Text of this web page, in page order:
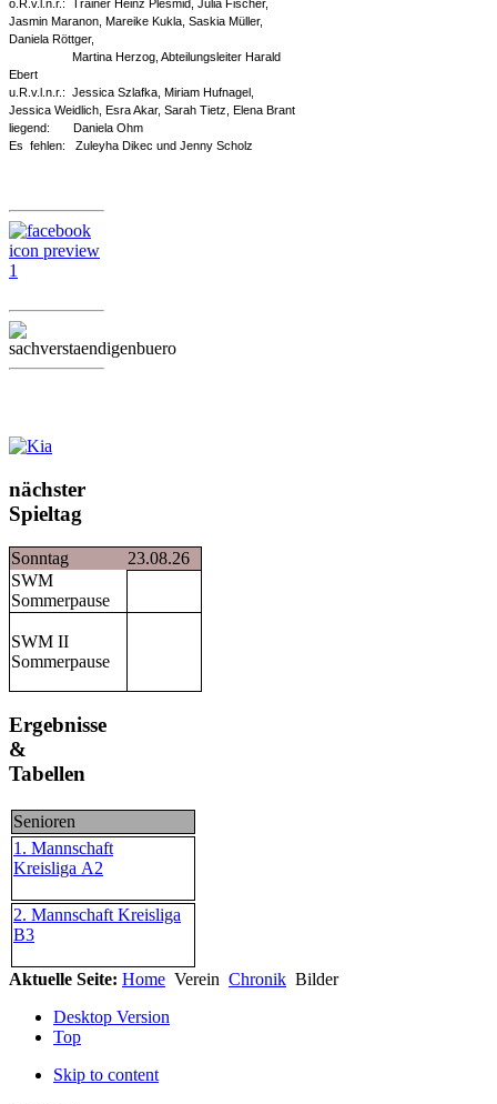
o.R.v.l.n.r.: Trainer Heinz Plesmid, Julia Fischer,
Jasmin Maranon, Mareike Kukla, Saskia Müller,
Daniela Röttger,
Martina Herzog, Abteilungsleiter Harald
Ebert
u.R.v.l.n.r.: Jessica Szlafka, Miriam Hufnagel,
Jessica Weidlich, Esra Akar, Sarah Tietz, Elena Brant
liegend: Daniela Ohm
Es fehlen: Zuleyha Dikec und Jenny Scholz
nächster
Spieltag
Sonntag
23.08.26
SWM
Sommerpause
SWM II
Sommerpause
Ergebnisse
&
Tabellen
Senioren
1. Mannschaft
Kreisliga A2
2. Mannschaft Kreisliga
B3
Aktuelle Seite: Home Verein Chronik Bilder
Desktop Version
Top
Skip to content